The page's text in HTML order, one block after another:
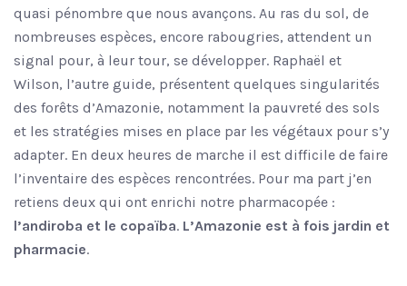
quasi pénombre que nous avançons. Au ras du sol, de
nombreuses espèces, encore rabougries, attendent un
signal pour, à leur tour, se développer. Raphaël et
Wilson, l’autre guide, présentent quelques singularités
des forêts d’Amazonie, notamment la pauvreté des sols
et les stratégies mises en place par les végétaux pour s’y
adapter. En deux heures de marche il est difficile de faire
l’inventaire des espèces rencontrées. Pour ma part j’en
retiens deux qui ont enrichi notre pharmacopée :
l’andiroba et le copaïba. L’Amazonie est à fois jardin et
pharmacie.